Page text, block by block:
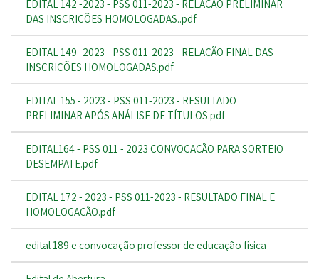
EDITAL 142 -2023 - PSS 011-2023 - RELAÇÃO PRELIMINAR
DAS INSCRIÇÕES HOMOLOGADAS..pdf
EDITAL 149 -2023 - PSS 011-2023 - RELAÇÃO FINAL DAS
INSCRIÇÕES HOMOLOGADAS.pdf
EDITAL 155 - 2023 - PSS 011-2023 - RESULTADO
PRELIMINAR APÓS ANÁLISE DE TÍTULOS.pdf
EDITAL164 - PSS 011 - 2023 CONVOCAÇÃO PARA SORTEIO
DESEMPATE.pdf
EDITAL 172 - 2023 - PSS 011-2023 - RESULTADO FINAL E
HOMOLOGAÇÃO.pdf
edital 189 e convocação professor de educação física